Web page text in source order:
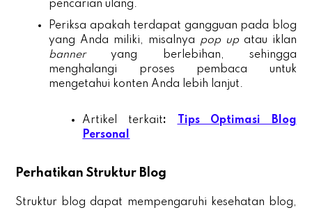
pencarian ulang.
Periksa apakah terdapat gangguan pada blog
yang Anda miliki, misalnya pop upatau iklan
banneryang berlebihan, sehingga
menghalangi proses pembaca untuk
mengetahui konten Anda lebih lanjut.
Artikel terkait:
Tips Optimasi Blog
Personal
Perhatikan Struktur Blog
Struktur blog dapat mempengaruhi kesehatan blog,